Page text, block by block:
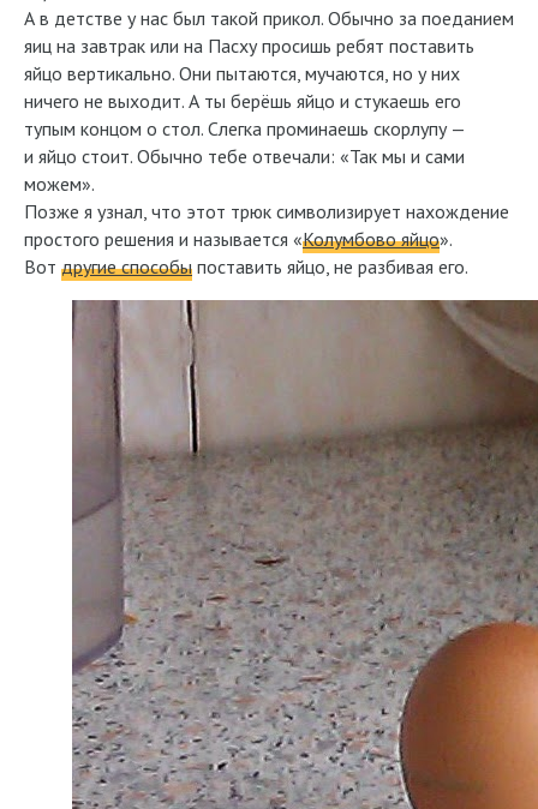
А в детстве у нас был такой прикол. Обычно за поеданием
яиц на завтрак или на Пасху просишь ребят поставить
яйцо вертикально. Они пытаются, мучаются, но у них
ничего не выходит. А ты берёшь яйцо и стукаешь его
тупым концом о стол. Слегка проминаешь скорлупу —
и яйцо стоит. Обычно тебе отвечали: «Так мы и сами
можем».
Позже я узнал, что этот трюк символизирует нахождение
простого решения и называется «Колумбово яйцо».
Вот другие способы поставить яйцо, не разбивая его.